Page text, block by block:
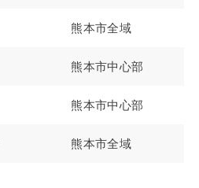
熊本市全域
熊本市中心部
熊本市中心部
熊本市全域